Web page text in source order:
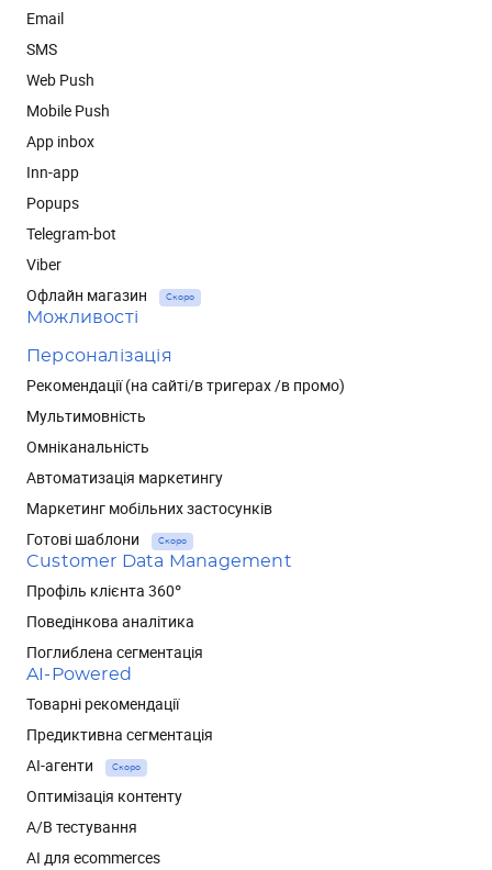
Email
SMS
Web Push
Mobile Push
App inbox
Inn-app
Popups
Telegram-bot
Viber
Офлайн магазин
Скоро
Можливості
Персоналізація
Рекомендації (на сайті/в тригерах /в промо)
Мультимовність
Омніканальність
Автоматизація маркетингу
Маркетинг мобільних застосунків
Готові шаблони
Скоро
Customer Data Management
Профіль клієнта 360°
Поведінкова аналітика
Поглиблена сегментація
AI-Powered
Товарні рекомендації
Предиктивна сегментація
AI-агенти
Скоро
Оптимізація контенту
А/В тестування
AI для ecommerces